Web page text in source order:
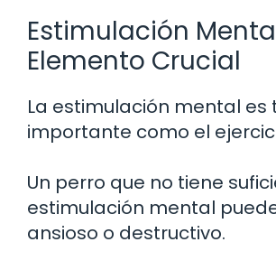
Estimulación
Elemento Crucial
La estimulación mental es
importante como el
Un perro que no tiene
estimulación mental
ansioso o destructivo.